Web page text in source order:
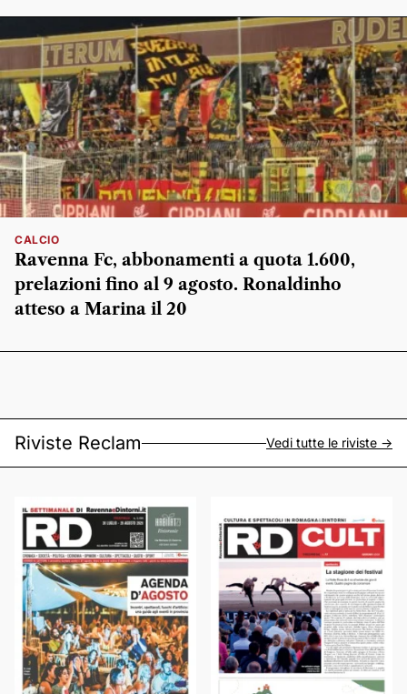
CALCIO
Ravenna Fc, abbonamenti a quota 1.600,
prelazioni fino al 9 agosto. Ronaldinho
atteso a Marina il 20
Riviste Reclam Vedi tutte le riviste ->